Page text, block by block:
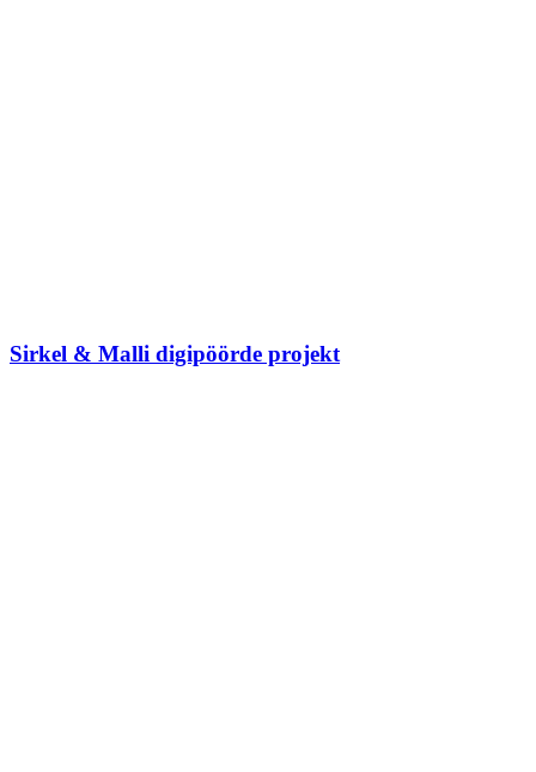
Sirkel & Malli digipöörde projekt